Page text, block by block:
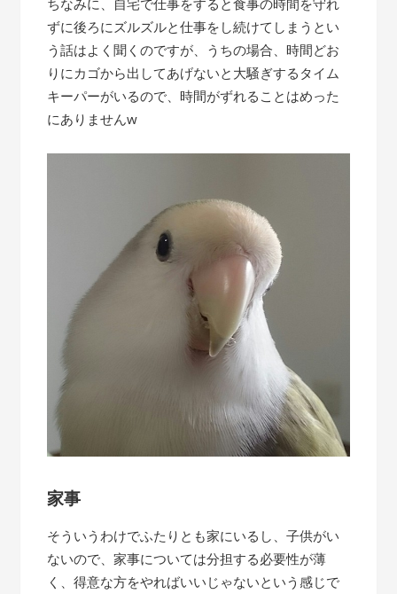
ちなみに、自宅で仕事をすると食事の時間を守れ
ずに後ろにズルズルと仕事をし続けてしまうとい
う話はよく聞くのですが、うちの場合、時間どお
りにカゴから出してあげないと大騒ぎするタイム
キーパーがいるので、時間がずれることはめった
にありませんw
家事
そういうわけでふたりとも家にいるし、子供がい
ないので、家事については分担する必要性が薄
く、得意な方をやればいいじゃないという感じで